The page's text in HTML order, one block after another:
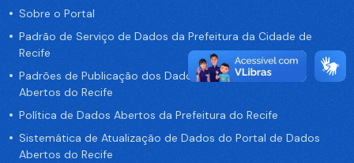
Sobre o Portal
Padrão de Serviço de Dados da Prefeitura da Cidade de
Recife
Padrões de Publicação dos Dados no Portal de Dados
Abertos do Recife
Política de Dados Abertos da Prefeitura do Recife
Sistemática de Atualização de Dados do Portal de Dados
Abertos do Recife